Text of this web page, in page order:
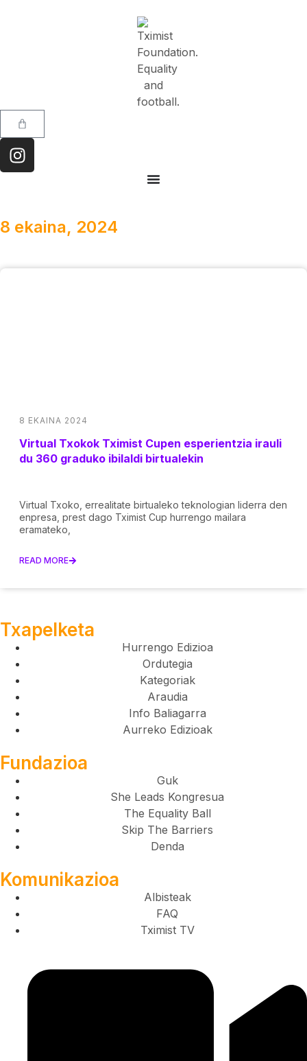
8 ekaina, 2024
8 EKAINA 2024
Virtual Txokok Tximist Cupen esperientzia irauli
du 360 graduko ibilaldi birtualekin
Virtual Txoko, errealitate birtualeko teknologian liderra den
enpresa, prest dago Tximist Cup hurrengo mailara
eramateko,
READ MORE
Txapelketa
Hurrengo Edizioa
Ordutegia
Kategoriak
Araudia
Info Baliagarra
Aurreko Edizioak
Fundazioa
Guk
She Leads Kongresua
The Equality Ball
Skip The Barriers
Denda
Komunikazioa
Albisteak
FAQ
Tximist TV